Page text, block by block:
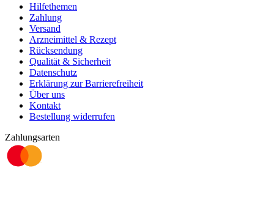
Hilfethemen
Zahlung
Versand
Arzneimittel & Rezept
Rücksendung
Qualität & Sicherheit
Datenschutz
Erklärung zur Barrierefreiheit
Über uns
Kontakt
Bestellung widerrufen
Zahlungsarten